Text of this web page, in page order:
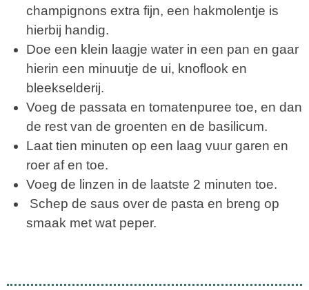
champignons extra fijn, een hakmolentje is
hierbij handig.
Doe een klein laagje water in een pan en gaar
hierin een minuutje de ui, knoflook en
bleekselderij.
Voeg de passata en tomatenpuree toe, en dan
de rest van de groenten en de basilicum.
Laat tien minuten op een laag vuur garen en
roer af en toe.
Voeg de linzen in de laatste 2 minuten toe.
Schep de saus over de pasta en breng op
smaak met wat peper.